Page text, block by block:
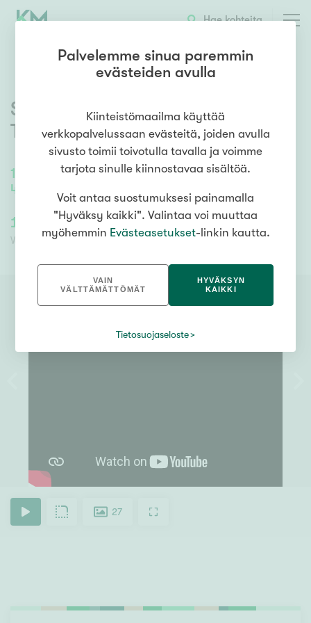
Hae kohteita
122 /122m²
4h, k, vh, wc (2kpl)s, lämmin varasto,
Sampolankuja 9,Mahlamäki
Tuusula
189 000,00 €
Velaton hinta
126 485,30 €
Myyntihinta
27
Palvelemme sinua paremmin
evästeiden avulla
Kiinteistömaailma käyttää
verkkopalvelussaan evästeitä, joiden avulla
sivusto toimii toivotulla tavalla ja voimme
tarjota sinulle kiinnostavaa sisältöä.
Voit antaa suostumuksesi painamalla
"Hyväksy kaikki". Valintaa voi muuttaa
myöhemmin Evästeasetukset-linkin kautta.
VAIN
VÄLTTÄMÄTTÖMÄT
HYVÄKSYN
KAIKKI
Tietosuojaseloste